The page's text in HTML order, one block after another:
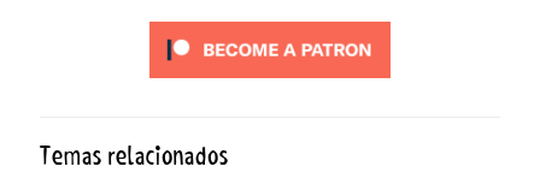
Temas relacionados